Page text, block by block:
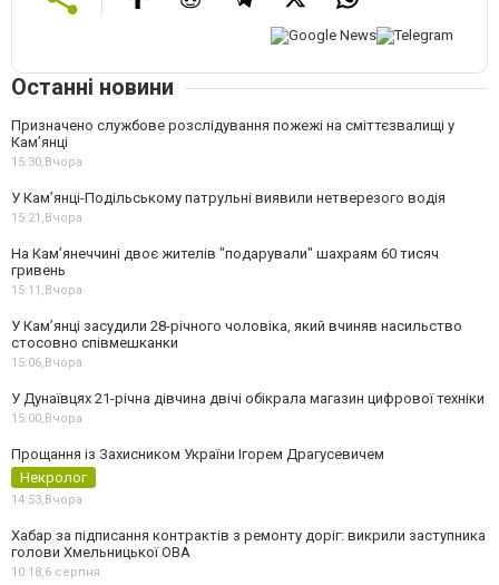
Останні новини
Призначено службове розслідування пожежі на сміттєзвалищі у
Кам’янці
15:30,Вчора
У Кам’янці-Подільському патрульні виявили нетверезого водія
15:21,Вчора
На Камʼянеччині двоє жителів "подарували" шахраям 60 тисяч
гривень
15:11,Вчора
У Камʼянці засудили 28-річного чоловіка, який вчиняв насильство
стосовно співмешканки
15:06,Вчора
У Дунаївцях 21-річна дівчина двічі обікрала магазин цифрової техніки
15:00,Вчора
Прощання із Захисником України Ігорем Драгусевичем
Некролог
14:53,Вчора
Хабар за підписання контрактів з ремонту доріг: викрили заступника
голови Хмельницької ОВА
10:18,6 серпня